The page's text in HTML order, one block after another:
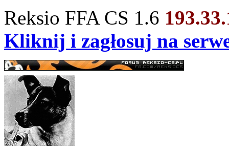
Reksio FFA CS 1.6
Kliknij i zagłosuj na